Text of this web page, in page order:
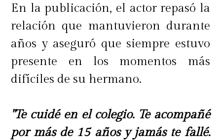
En la publicación, el actor repasó la
relación que mantuvieron durante
años y aseguró que siempre estuvo
presente en los momentos más
difíciles de su hermano.
"Te cuidé en el colegio. Te acompañé
por más de 15 años y jamás te fallé.